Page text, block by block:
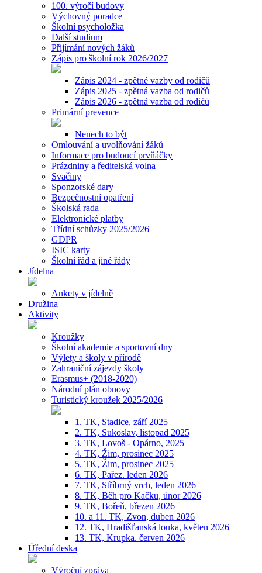
100. výročí budovy
Výchovný poradce
Školní psycholožka
Další studium
Přijímání nových žáků
Zápis pro školní rok 2026/2027
Zápis 2024 - zpětné vazby od rodičů
Zápis 2025 - zpětná vazba od rodičů
Zápis 2026 - zpětná vazba od rodičů
Primární prevence
Nenech to být
Omlouvání a uvolňování žáků
Informace pro budoucí prvňáčky
Prázdniny a ředitelská volna
Svačiny
Sponzorské dary
Bezpečnostní opatření
Školská rada
Elektronické platby
Třídní schůzky 2025/2026
GDPR
ISIC karty
Školní řád a jiné řády
Jídelna
Ankety v jídelně
Družina
Aktivity
Kroužky
Školní akademie a sportovní dny
Výlety a školy v přírodě
Zahraniční zájezdy školy
Erasmus+ (2018-2020)
Národní plán obnovy
Turistický kroužek 2025/2026
1. TK, Stadice, září 2025
2. TK, Sukoslav, listopad 2025
3. TK, Lovoš - Opárno, 2025
4. TK, Žim, prosinec 2025
5. TK, Žim, prosinec 2025
6. TK, Pařez. leden 2026
7. TK, Stříbrný vrch, leden 2026
8. TK, Běh pro Kačku, únor 2026
9. TK, Bořeň, březen 2026
10. a 11. TK, Zvon, duben 2026
12. TK, Hradišťanská louka, květen 2026
13. TK, Krupka. červen 2026
Úřední deska
Výroční zpráva